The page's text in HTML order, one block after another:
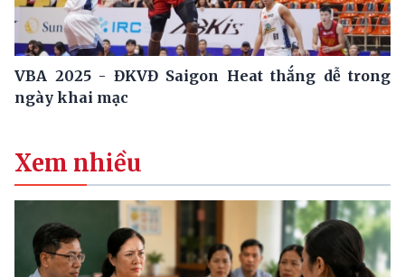
VBA 2025 - ĐKVĐ Saigon Heat thắng dễ trong
ngày khai mạc
Xem nhiều